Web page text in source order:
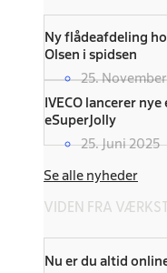
Ny flådeafdeling
Olsen i spidsen
25.
IVECO lancerer
eSuperJolly
25. Juni 2025
Se alle nyheder
VIDEN FRA
Nu er du altid